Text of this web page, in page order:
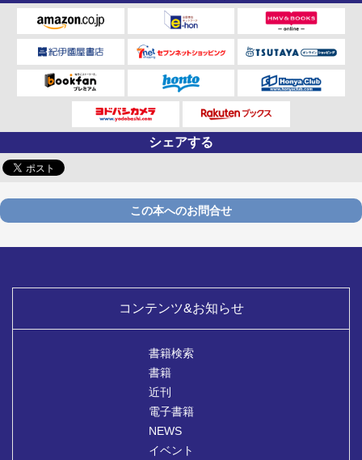
シェアする
この本へのお問合せ
コンテンツ&お知らせ
書籍検索
書籍
近刊
電子書籍
NEWS
イベント